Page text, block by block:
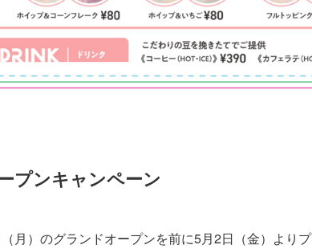
プンキャンペーン
月）のグランドオープンを前に5月2日（金）よりプ